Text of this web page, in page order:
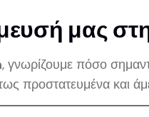
μας
, γνωρίζουμε πόσο
προστατευμένα και